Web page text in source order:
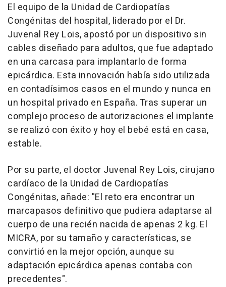
El equipo de la Unidad de Cardiopatías
Congénitas del hospital, liderado por el Dr.
Juvenal Rey Lois, apostó por un dispositivo sin
cables diseñado para adultos, que fue adaptado
en una carcasa para implantarlo de forma
epicárdica. Esta innovación había sido utilizada
en contadísimos casos en el mundo y nunca en
un hospital privado en España. Tras superar un
complejo proceso de autorizaciones el implante
se realizó con éxito y hoy el bebé está en casa,
estable.
Por su parte, el doctor Juvenal Rey Lois, cirujano
cardíaco de la Unidad de Cardiopatías
Congénitas, añade: "El reto era encontrar un
marcapasos definitivo que pudiera adaptarse al
cuerpo de una recién nacida de apenas 2 kg. El
MICRA, por su tamaño y características, se
convirtió en la mejor opción, aunque su
adaptación epicárdica apenas contaba con
precedentes".